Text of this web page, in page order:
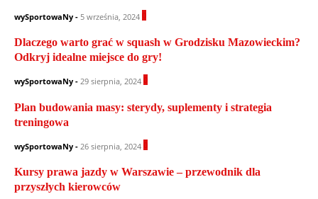
wySportowaNy - 5 września, 2024
Dlaczego warto grać w squash w Grodzisku Mazowieckim?
Odkryj idealne miejsce do gry!
wySportowaNy - 29 sierpnia, 2024
Plan budowania masy: sterydy, suplementy i strategia
treningowa
wySportowaNy - 26 sierpnia, 2024
Kursy prawa jazdy w Warszawie – przewodnik dla
przyszłych kierowców